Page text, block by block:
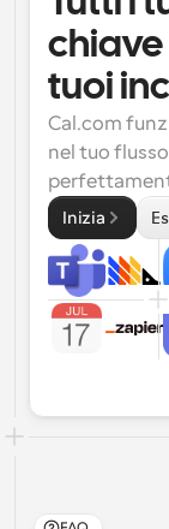
chiave
tuoi
Cal.com
nel tuo
Inizia